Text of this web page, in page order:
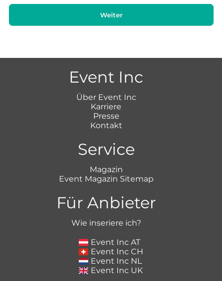
Weiter
Event Inc
Über Event Inc
Karriere
Presse
Kontakt
Service
Magazin
Event Magazin Sitemap
Für Anbieter
Wie inseriere ich?
Event Inc AT
Event Inc CH
Event Inc NL
Event Inc UK